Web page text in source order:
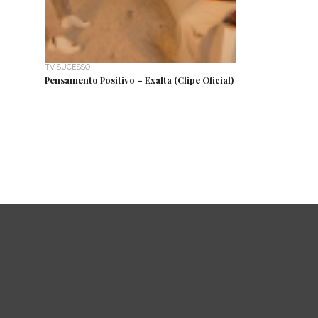
TV SUCESSO
Pensamento Positivo – Exalta (Clipe Oficial)